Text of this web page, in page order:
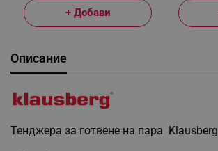
+ Добави
Описание
Тенджера за готвене на пара Klausberg